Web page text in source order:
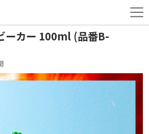
ーカー 100ml (品番B-